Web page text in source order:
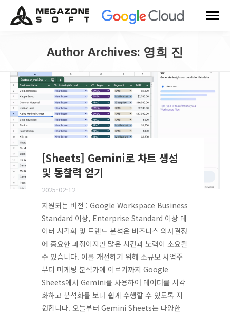
Author Archives: 영희 진
[Sheets] Gemini로 차트 생성
및 통찰력 얻기
2025-02-12
지원되는 버전 : Google Workspace Business
Standard 이상, Enterprise Standard 이상 데
이터 시각화 및 트렌드 분석은 비즈니스 의사결정
에 중요한 과정이지만 많은 시간과 노력이 소요될
수 있습니다. 이를 개선하기 위해 소규모 사업주
부터 마케팅 분석가에 이르기까지 Google
Sheets에서 Gemini를 사용하여 데이터를 시각
화하고 분석화를 보다 쉽게 수행할 수 있도록 지
원합니다. 오늘부터 Gemini Sheets는 다양한